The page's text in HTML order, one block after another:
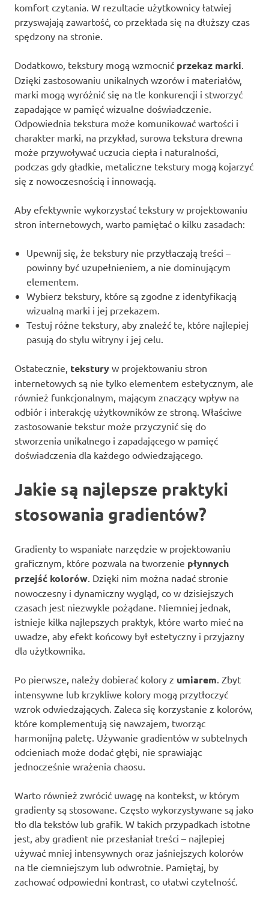
komfort czytania. W rezultacie użytkownicy łatwiej
przyswajają zawartość, co przekłada się na dłuższy czas
spędzony na stronie.
Dodatkowo, tekstury mogą wzmocnić przekaz marki
Dzięki zastosowaniu unikalnych wzorów i materiałów,
marki mogą wyróżnić się na tle konkurencji i stworzyć
zapadające w pamięć wizualne doświadczenie.
Odpowiednia tekstura może komunikować wartości i
charakter marki, na przykład, surowa tekstura drewna
może przywoływać uczucia ciepła i naturalności,
podczas gdy gładkie, metaliczne tekstury mogą kojarzyć
się z nowoczesnością i innowacją.
Aby efektywnie wykorzystać tekstury w projektowaniu
stron internetowych, warto pamiętać o kilku zasadach:
Upewnij się, że tekstury nie przytłaczają treści –
powinny być uzupełnieniem, a nie dominującym
elementem.
Wybierz tekstury, które są zgodne z identyfikacją
wizualną marki i jej przekazem.
Testuj różne tekstury, aby znaleźć te, które najlepiej
pasują do stylu witryny i jej celu.
Ostatecznie, tekstury w projektowaniu stron
internetowych są nie tylko elementem estetycznym, ale
również funkcjonalnym, mającym znaczący wpływ na
odbiór i interakcję użytkowników ze stroną. Właściwe
zastosowanie tekstur może przyczynić się do
stworzenia unikalnego i zapadającego w pamięć
doświadczenia dla każdego odwiedzającego.
Jakie są najlepsze praktyki
stosowania gradientów?
Gradienty to wspaniałe narzędzie w projektowaniu
graficznym, które pozwala na tworzenie płynnych
przejść kolorów . Dzięki nim można nadać stronie
nowoczesny i dynamiczny wygląd, co w dzisiejszych
czasach jest niezwykle pożądane. Niemniej jednak,
istnieje kilka najlepszych praktyk, które warto mieć na
uwadze, aby efekt końcowy był estetyczny i przyjazny
dla użytkownika.
Po pierwsze, należy dobierać kolory z umiarem . Zbyt
intensywne lub krzykliwe kolory mogą przytłoczyć
wzrok odwiedzających. Zaleca się korzystanie z kolorów,
które komplementują się nawzajem, tworząc
harmonijną paletę. Używanie gradientów w subtelnych
odcieniach może dodać głębi, nie sprawiając
jednocześnie wrażenia chaosu.
Warto również zwrócić uwagę na kontekst, w którym
gradienty są stosowane. Często wykorzystywane są jako
tło dla tekstów lub grafik. W takich przypadkach istotne
jest, aby gradient nie przesłaniał treści – najlepiej
używać mniej intensywnych oraz jaśniejszych kolorów
na tle ciemniejszym lub odwrotnie. Pamiętaj, by
zachować odpowiedni kontrast, co ułatwi czytelność.